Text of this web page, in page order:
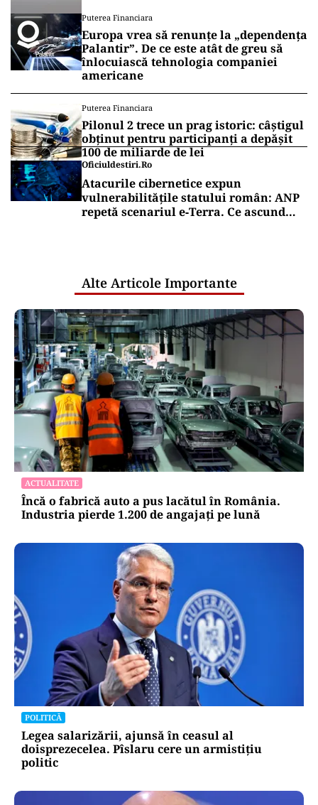
Puterea Financiara
Europa vrea să renunțe la „dependența
Palantir”. De ce este atât de greu să
înlocuiască tehnologia companiei
americane
Puterea Financiara
Pilonul 2 trece un prag istoric: câștigul
obținut pentru participanți a depășit
100 de miliarde de lei
Oficiuldestiri.ro
Atacurile cibernetice expun
vulnerabilitățile statului român: ANP
repetă scenariul e‑Terra. Ce ascund
Alte Articole Importante
ACTUALITATE
Încă o fabrică auto a pus lacătul în România.
Industria pierde 1.200 de angajați pe lună
POLITICĂ
Legea salarizării, ajunsă în ceasul al
doisprezecelea. Pîslaru cere un armistițiu
politic